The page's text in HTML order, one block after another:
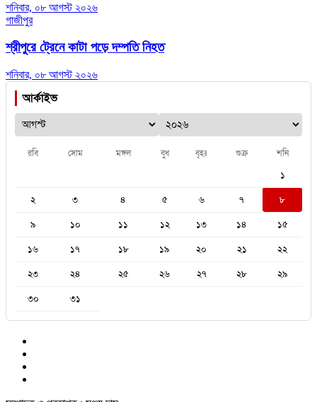
শনিবার, ০৮ আগস্ট ২০২৬
গাজীপুর
শ্রীপুরে ট্রেনে কাটা পড়ে দম্পতি নিহত
শনিবার, ০৮ আগস্ট ২০২৬
আর্কাইভ
রবি সোম মঙ্গল বুধ বৃহঃ শুক্র শনি
১
২
৩ ৪ ৫ ৬ ৭
৮
৯
১০ ১১ ১২ ১৩ ১৪
১৫
১৬
১৭ ১৮ ১৯ ২০ ২১
২২
২৩
২৪ ২৫ ২৬ ২৭ ২৮
২৯
৩০
৩১